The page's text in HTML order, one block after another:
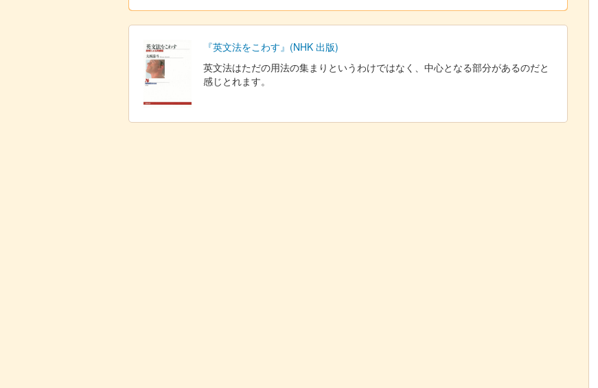
『英文法をこわす』(NHK 出版)
英文法はただの用法の集まりというわけではなく、中心となる部分があるのだと
感じとれます。